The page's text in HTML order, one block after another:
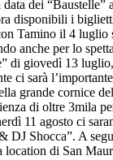
dei “Baustelle”
disponibili i
Tamino il 4 luglio
anche per lo
di giovedì 13
ci sarà
grande cornice
di oltre 3mila
11 agosto ci
DJ Shocca”. A
di San